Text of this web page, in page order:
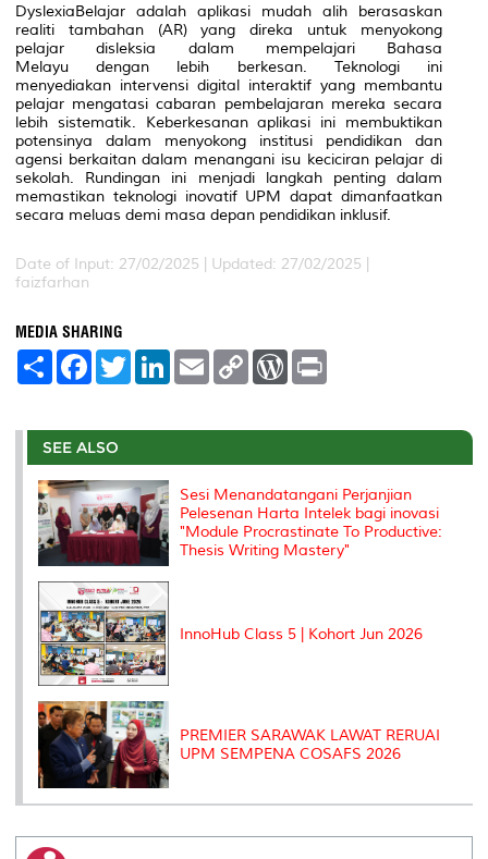
DyslexiaBelajar adalah aplikasi mudah alih berasaskan
realiti tambahan (AR) yang direka untuk menyokong
pelajar disleksia dalam mempelajari Bahasa
Melayu dengan lebih berkesan. Teknologi ini
menyediakan intervensi digital interaktif yang membantu
pelajar mengatasi cabaran pembelajaran mereka secara
lebih sistematik. Keberkesanan aplikasi ini membuktikan
potensinya dalam menyokong institusi pendidikan dan
agensi berkaitan dalam menangani isu keciciran pelajar di
sekolah. Rundingan ini menjadi langkah penting dalam
memastikan teknologi inovatif UPM dapat dimanfaatkan
secara meluas demi masa depan pendidikan inklusif.
Date of Input: 27/02/2025 | Updated: 27/02/2025 |
faizfarhan
MEDIA SHARING
S
e
F
a
b
o
o
k
T
w
t
r
L
e
I
E
m
l
C
L
n
W
P
e
s
t
SEE ALSO
Sesi Menandatangani Perjanjian
Pelesenan Harta Intelek bagi inovasi
"Module Procrastinate To Productive:
Thesis Writing Mastery"
InnoHub Class 5 | Kohort Jun 2026
PREMIER SARAWAK LAWAT RERUAI
UPM SEMPENA COSAFS 2026